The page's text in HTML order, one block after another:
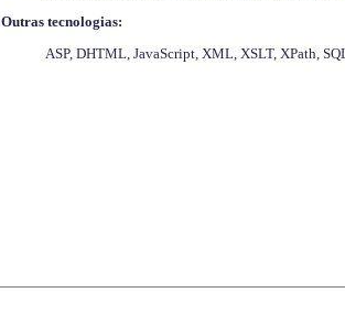
Outras tecnologias:
ASP, DHTML, JavaScript, XML, XSLT, XPath,